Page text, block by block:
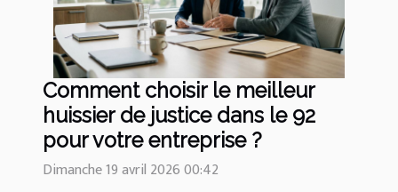
Comment choisir le meilleur
huissier de justice dans le 92
pour votre entreprise ?
Dimanche 19 avril 2026 00:42